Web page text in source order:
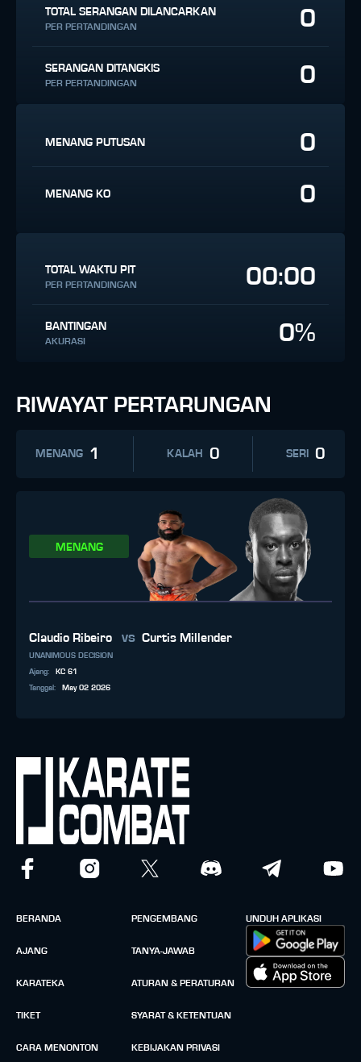
TOTAL SERANGAN DILANCARKAN
PER PERTANDINGAN 0
SERANGAN DITANGKIS
PER PERTANDINGAN 0
MENANG PUTUSAN 0
MENANG KO 0
TOTAL WAKTU PIT
PER PERTANDINGAN 00:00
BANTINGAN
AKURASI 0%
RIWAYAT PERTARUNGAN
MENANG 1 KALAH 0 SERI 0
MENANG
Claudio Ribeiro vs Curtis Millender
UNANIMOUS DECISION
Ajang:
KC 61
Tanggal : May 02 2026
BERANDA
AJANG
KARATEKA
TIKET
CARA MENONTON
PENGEMBANG
TANYA-JAWAB
ATURAN & PERATURAN
SYARAT & KETENTUAN
KEBIJAKAN PRIVASI
UNDUH APLIKASI